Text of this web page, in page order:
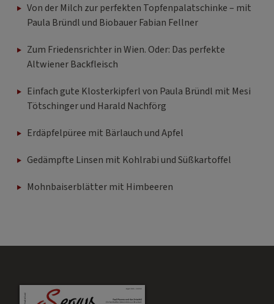
Von der Milch zur perfekten Topfenpalatschinke – mit
Paula Bründl und Biobauer Fabian Fellner
Zum Friedensrichter in Wien. Oder: Das perfekte
Altwiener Backfleisch
Einfach gute Klosterkipferl von Paula Bründl mit Mesi
Tötschinger und Harald Nachförg
Erdäpfelpüree mit Bärlauch und Apfel
Gedämpfte Linsen mit Kohlrabi und Süßkartoffel
Mohnbaiserblätter mit Himbeeren